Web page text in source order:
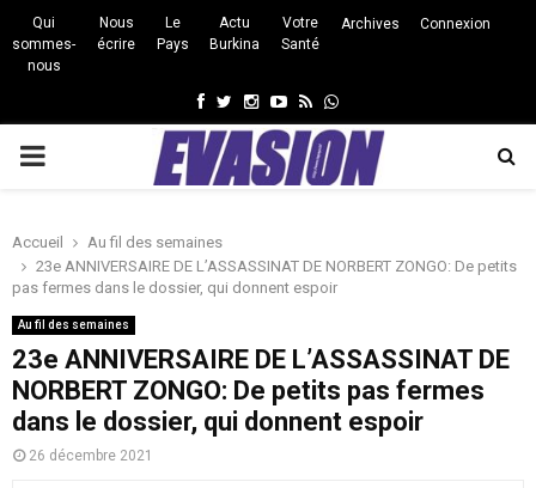
Qui
sommes-
nous
Nous
écrire
Le
Pays
Actu
Burkina
Votre
Santé
Archives Connexion
Facebook
Twitter
Instagram
Youtube
RssWhatsapp
PRIMARY
Accueil
Au fil des semaines
23e ANNIVERSAIRE DE L’ASSASSINAT DE NORBERT ZONGO: De petits
pas fermes dans le dossier, qui donnent espoir
Au fil des semaines
23e ANNIVERSAIRE DE L’ASSASSINAT DE
NORBERT ZONGO: De petits pas fermes
dans le dossier, qui donnent espoir
26 décembre 2021